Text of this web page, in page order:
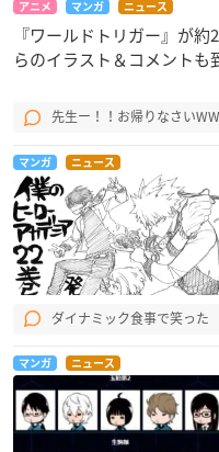
アニメ マンガ ニュース
『ワールドトリガー』が
らのイラスト＆コメントも
先生ー！！お帰りなさい
マンガ ニュース
ダイナミック食事で笑った
マンガ ニュース